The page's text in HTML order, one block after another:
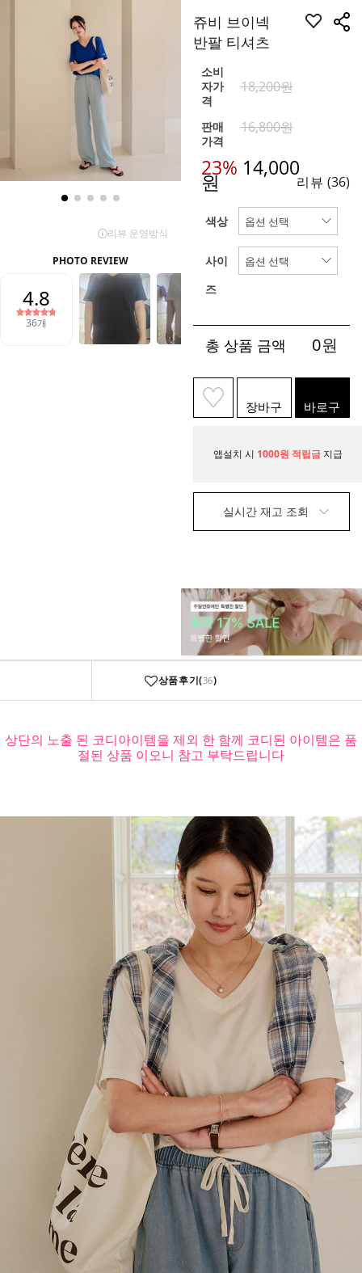
쥬비 브이넥
반팔 티셔츠
소비
자가
격
18,200원
판매
가격
16,800원
23% 14,000
원 리뷰 (36)
색상
사이
즈
총 상품 금액 0원
장바구
니
바로구
매
앱설치 시 1000원 적립금 지급
실시간 재고 조회
상품후기(36)
상단의 노출 된 코디아이템을 제외 한 함께 코디된 아이템은 품
절된 상품 이오니 참고 부탁드립니다